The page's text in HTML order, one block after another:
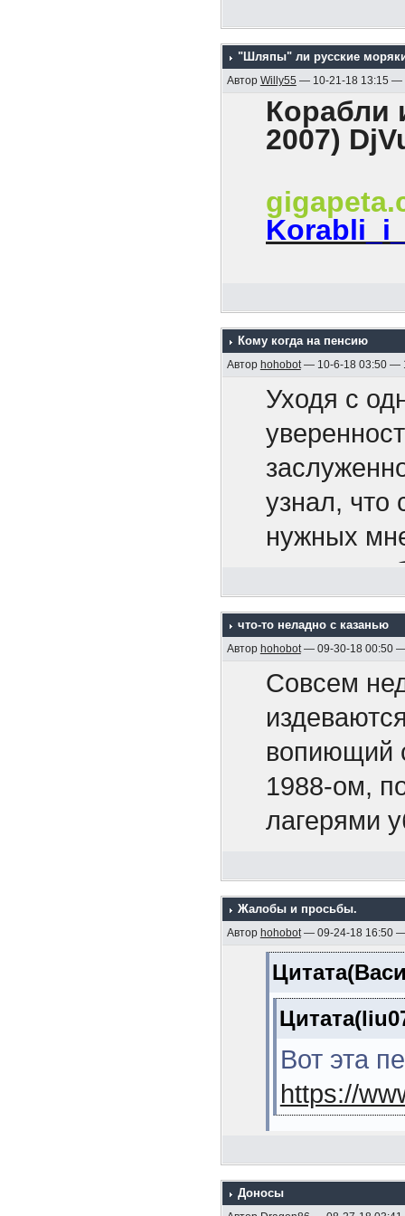
мира!».
каждого
всех
И как все,
Как были
твоим
"Шляпы" ли русские
Автор Willy55 — 10-21-18 13:15 —
Корабли
2007)
1.
2. Гибель
3. Боевые
Апальков
4.
5.
6. На
7.
8. Минные
2005, 128
9.
Р.М. ,
10.
1925 гг.
(Кузнецов
12.
13.
В.Я. ,
14.
15.
стр.)
Кому когда на пенсию
Автор hohobot— 10-6-18 03:50 —
Уходя с
узнал, что
нужных
вовсе на
65-ть
Сказать,
И тут не
завтра
Маркиз
что-то неладно с казанью
Автор hohobot— 09-30-18 00:50 —
Совсем
вопиющий
1988-ом,
лагерями
Так это
товарищ,
Жалобы и просьбы.
Автор hohobot— 09-24-18 16:50 —
Вот эта
https://
Лучше
Цитата
Доносы